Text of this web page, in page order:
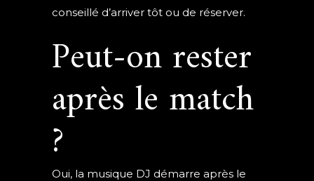
conseillé d’arriver tôt ou de réserver.
Peut-on rester
après le match
?
Oui, la musique DJ démarre après le